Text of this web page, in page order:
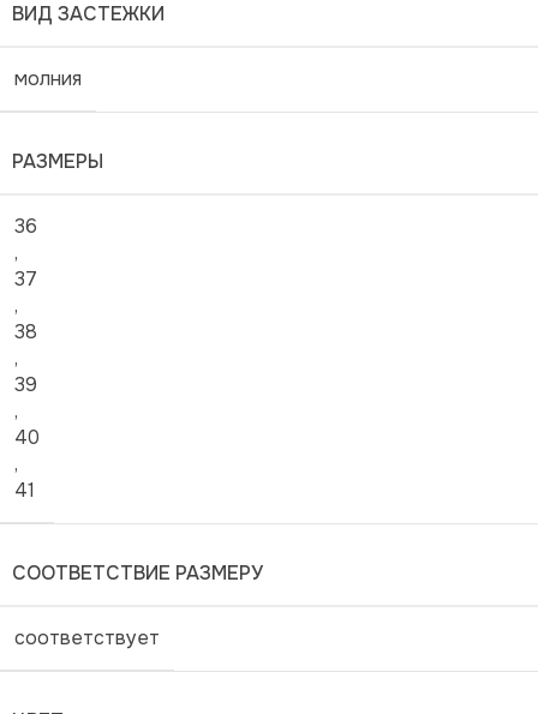
ВИД ЗАСТЕЖКИ
молния
РАЗМЕРЫ
36
,
37
,
38
,
39
,
40
,
41
СООТВЕТСТВИЕ РАЗМЕРУ
соответствует